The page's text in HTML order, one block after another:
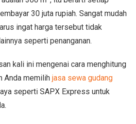
30 juta rupiah. Sangat mudah
ingat harga tersebut tidak
seperti penanganan.
kali ini mengenai cara menghitung
Anda memilih jasa sewa gudang
seperti SAPX Express untuk